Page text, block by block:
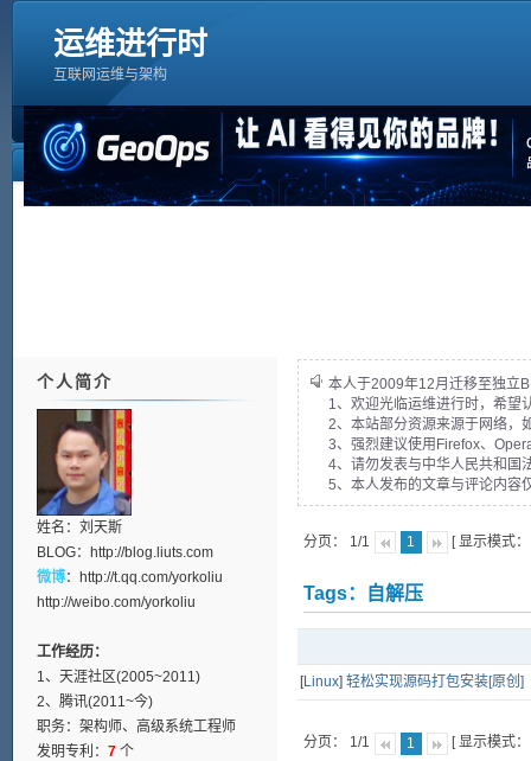
运维进行时
互联网运维与架构
本人于2009年12月迁移至独立
1、欢迎光临运维进行时，希望
2、本站部分资源来源于网络，
3、强烈建议使用Firefox、
4、请勿发表与中华人民共和国
5、本人发布的文章与评论内容
分页： 1/1 1 [ 显示模式
Tags：自解压
[Linux] 轻松实现源码打包安装[原创]
分页： 1/1 1 [ 显示模式
个人简介
姓名：刘天斯
BLOG： http://blog.liuts.com
微博： http://t.qq.com/yorkoliu
http://weibo.com/yorkoliu
工作经历：
1、天涯社区(2005~2011)
2、腾讯(2011~今)
职务：架构师、高级系统工程师
发明专利： 7个